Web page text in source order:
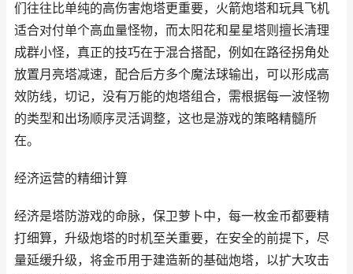
们往往比单纯的高伤害炮塔更重要，火箭炮塔和玩具飞机
适合对付单个高血量怪物，而太阳花和星星塔则擅长清理
成群小怪，真正的技巧在于混合搭配，例如在路径拐角处
放置月亮塔减速，配合后方多个魔法球输出，可以形成高
效防线，切记，没有万能的炮塔组合，需根据每一波怪物
的类型和出场顺序灵活调整，这也是游戏的策略精髓所
在。
经济运营的精细计算
经济是塔防游戏的命脉，保卫萝卜中，每一枚金币都要精
打细算，升级炮塔的时机至关重要，在安全的前提下，尽
量延缓升级，将金币用于建造新的基础炮塔，以扩大攻击